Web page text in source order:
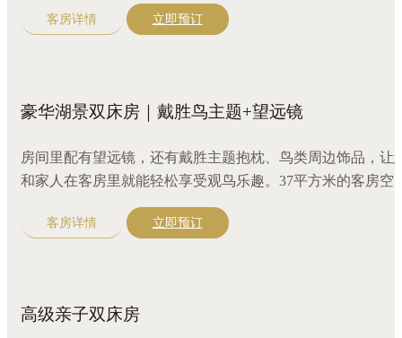
满足住客同时使用。原木色装修和完备设施让整个房间更显
客房详情 立即预订
豪华湖景双床房｜戴胜鸟主题+望远镜
房间里配有望远镜，还有戴胜主题抱枕、鸟类周边饰品，让
和家人在客房里就能轻松享受观鸟乐趣。37平方米的客房空
设有两张舒适单人床，配备三区分离盥洗室，满足住客同时
用。原木色装修和完备设施让整个房间更显奢华舒适。
客房详情 立即预订
高级亲子双床房